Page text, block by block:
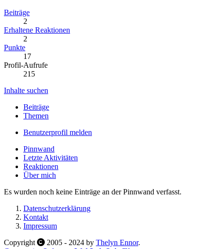
Beiträge
2
Erhaltene Reaktionen
2
Punkte
17
Profil-Aufrufe
215
Inhalte suchen
Beiträge
Themen
Benutzerprofil melden
Pinnwand
Letzte Aktivitäten
Reaktionen
Über mich
Es wurden noch keine Einträge an der Pinnwand verfasst.
Datenschutzerklärung
Kontakt
Impressum
Copyright
2005 - 2024 by Thelyn Ennor.